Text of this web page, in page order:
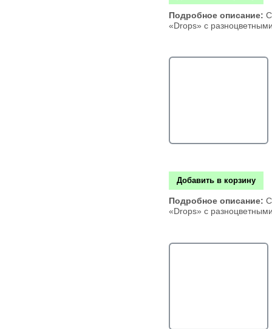
Подробное описание:
«Drops» с
Добавить в корзину
Подробное описание:
«Drops» с